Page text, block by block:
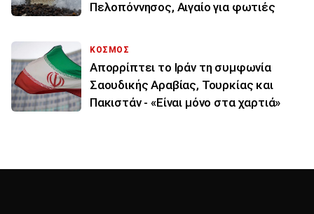
Πελοπόννησος, Αιγαίο για φωτιές
ΚΟΣΜΟΣ
Απορρίπτει το Ιράν τη συμφωνία
Σαουδικής Αραβίας, Τουρκίας και
Πακιστάν - «Είναι μόνο στα χαρτιά»